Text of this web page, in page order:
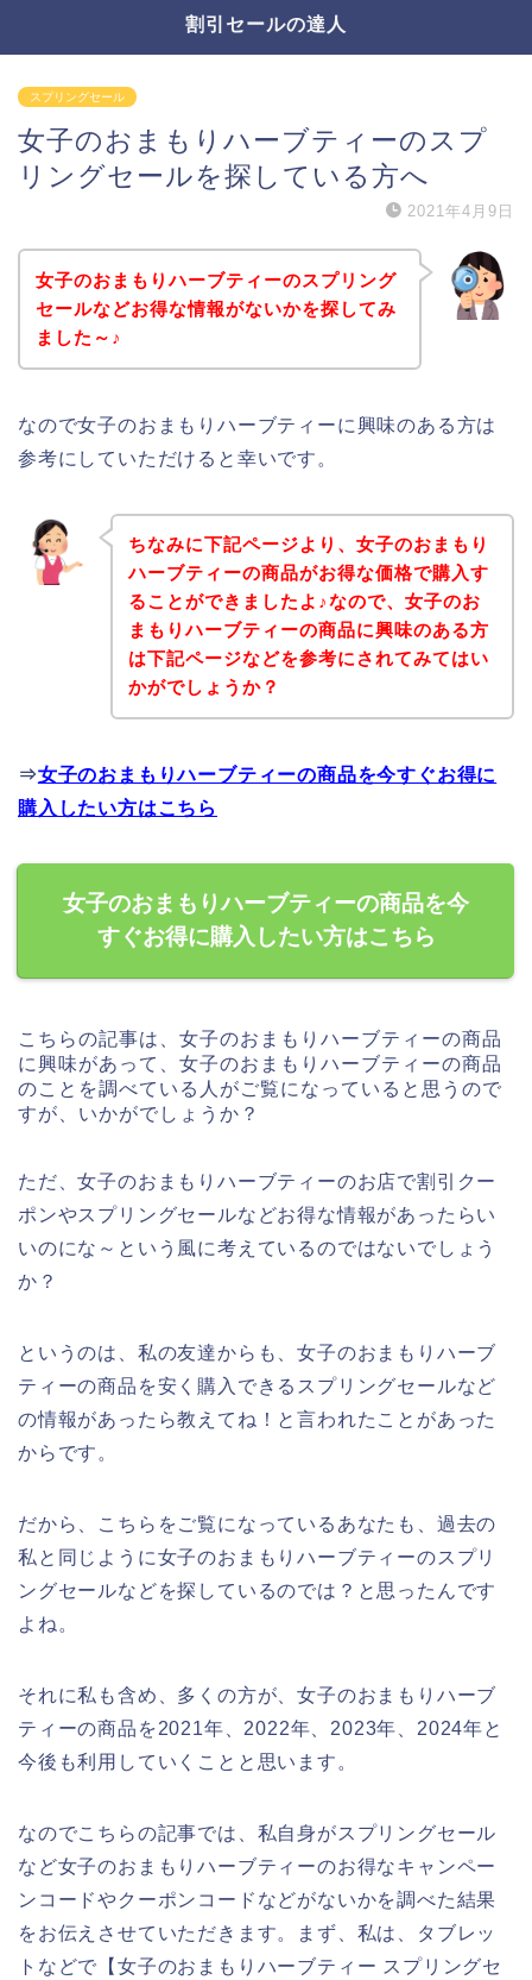
割引セールの達人
スプリングセール
女子のおまもりハーブティーのスプ
リングセールを探している方へ
2021年4月9日
女子のおまもりハーブティーのスプリング
セールなどお得な情報がないかを探してみ
ました～♪
なので女子のおまもりハーブティーに興味のある方は
参考にしていただけると幸いです。
ちなみに下記ページより、女子のおまもり
ハーブティーの商品がお得な価格で購入す
ることができましたよ♪なので、女子のお
まもりハーブティーの商品に興味のある方
は下記ページなどを参考にされてみてはい
かがでしょうか？
⇒女子のおまもりハーブティーの商品を今すぐお得に
購入したい方はこちら
女子のおまもりハーブティーの商品を今
すぐお得に購入したい方はこちら
こちらの記事は、女子のおまもりハーブティーの商品
に興味があって、女子のおまもりハーブティーの商品
のことを調べている人がご覧になっていると思うので
すが、いかがでしょうか？
ただ、女子のおまもりハーブティーのお店で割引クー
ポンやスプリングセールなどお得な情報があったらい
いのにな～という風に考えているのではないでしょう
か？
というのは、私の友達からも、女子のおまもりハーブ
ティーの商品を安く購入できるスプリングセールなど
の情報があったら教えてね！と言われたことがあった
からです。
だから、こちらをご覧になっているあなたも、過去の
私と同じように女子のおまもりハーブティーのスプリ
ングセールなどを探しているのでは？と思ったんです
よね。
それに私も含め、多くの方が、女子のおまもりハーブ
ティーの商品を2021年、2022年、2023年、2024年と
今後も利用していくことと思います。
なのでこちらの記事では、私自身がスプリングセール
など女子のおまもりハーブティーのお得なキャンペー
ンコードやクーポンコードなどがないかを調べた結果
をお伝えさせていただきます。まず、私は、タブレッ
トなどで【女子のおまもりハーブティー スプリングセ